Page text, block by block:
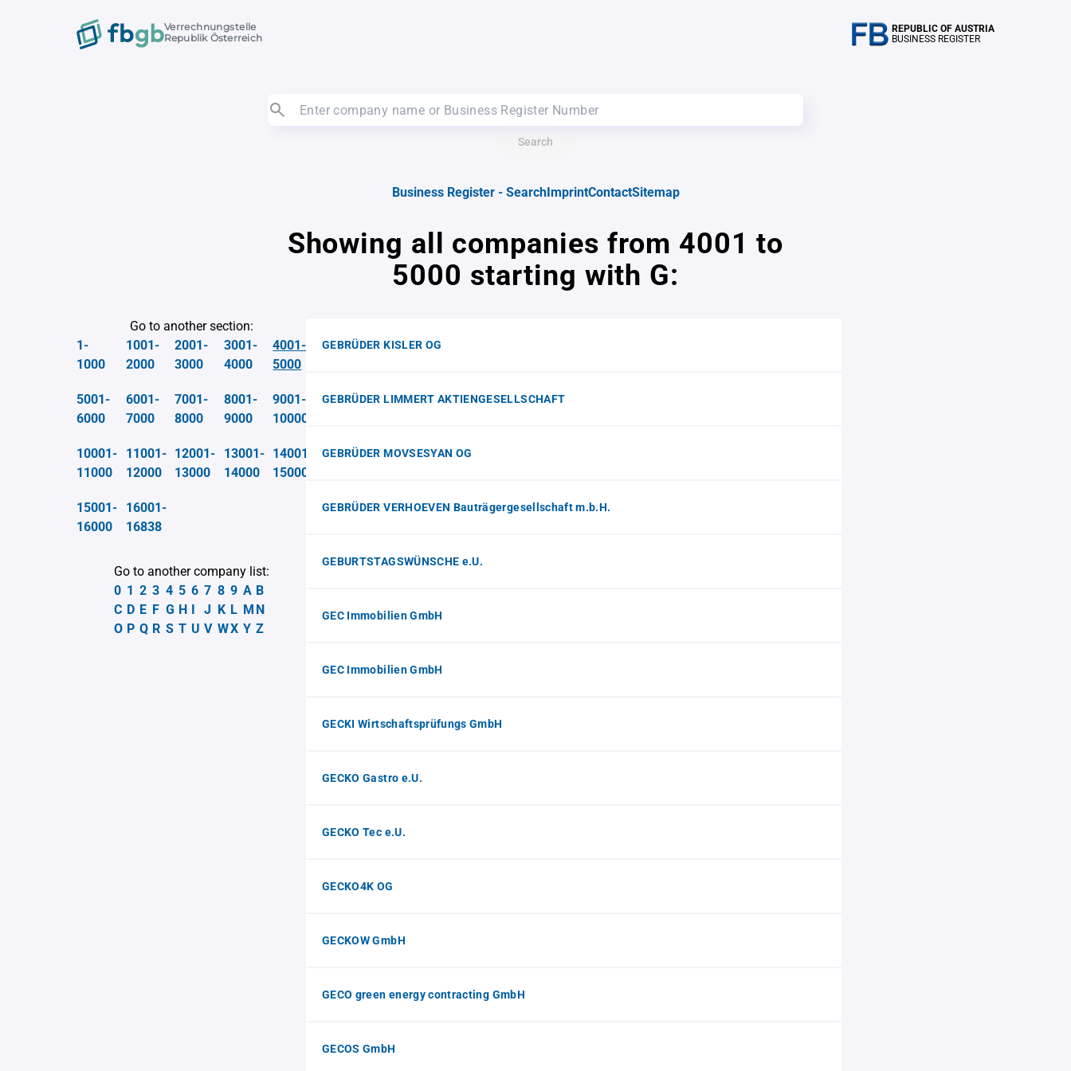
Verrechnungstelle
Republik Österreich
REPUBLIC OF AUSTRIA
BUSINESS REGISTER
Search
Business Register - SearchImprintContactSitemap
Showing all companies from 4001 to
5000 starting with G:
Go to another section:
1-
1000
1001-
2000
2001-
3000
3001-
4000
4001-
5000
5001-
6000
6001-
7000
7001-
8000
8001-
9000
9001-
10000
10001-
11000
11001-
12000
12001-
13000
13001-
14000
14001-
15000
15001-
16000
16001-
16838
Go to another company list:
0 1 2 3 4 5 6 7 8 9 A B
C D E F G H I J K L M N
O P Q R S T U V WX Y Z
GEBRÜDER KISLER OG
GEBRÜDER LIMMERT AKTIENGESELLSCHAFT
GEBRÜDER MOVSESYAN OG
GEBRÜDER VERHOEVEN Bauträgergesellschaft m.b.H.
GEBURTSTAGSWÜNSCHE e.U.
GEC Immobilien GmbH
GEC Immobilien GmbH
GECKI Wirtschaftsprüfungs GmbH
GECKO Gastro e.U.
GECKO Tec e.U.
GECKO4K OG
GECKOW GmbH
GECO green energy contracting GmbH
GECOS GmbH